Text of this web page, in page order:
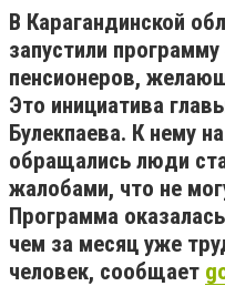
В Карагандинской
запустили
пенсионеров,
Это инициатива
Булекпаева. К нему
обращались люди
жалобами, что не
Программа
чем за месяц уже
человек, сообщает